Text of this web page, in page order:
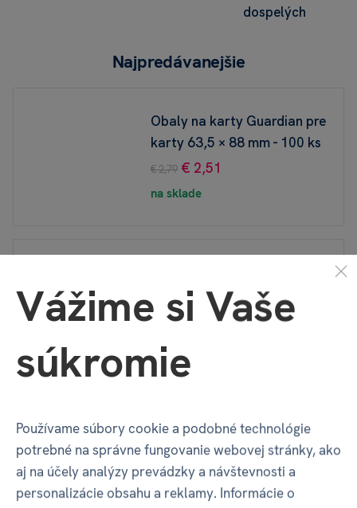
dospelých
Najpredávanejšie
Obaly na karty Guardian pre
karty 63,5 × 88 mm - 100 ks
na sklade
€ 2,79 € 2,51
Porekadlá
na sklade
€ 7,49 € 6,74
Vodné bomby
na sklade
€ 13,99 € 12,59
Vážime si Vaše
súkromie
Používame súbory cookie a podobné technológie
potrebné na správne fungovanie webovej stránky, ako
aj na účely analýzy prevádzky a návštevnosti a
personalizácie obsahu a reklamy. Informácie o